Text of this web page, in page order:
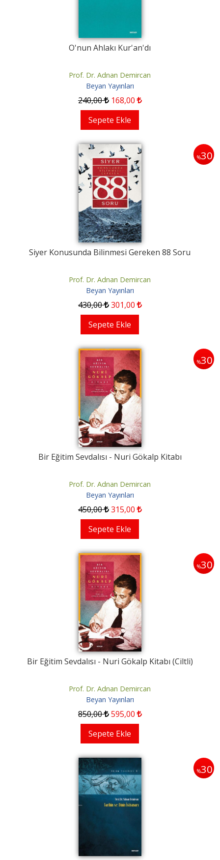
O'nun Ahlakı Kur'an'dı
Prof. Dr. Adnan Demircan
Beyan Yayınları
240,00 168,00
Sepete Ekle
%30
Siyer Konusunda Bilinmesi Gereken 88 Soru
Prof. Dr. Adnan Demircan
Beyan Yayınları
430,00 301,00
Sepete Ekle
%30
Bir Eğitim Sevdalısı - Nuri Gökalp Kitabı
Prof. Dr. Adnan Demircan
Beyan Yayınları
450,00 315,00
Sepete Ekle
%30
Bir Eğitim Sevdalısı - Nuri Gökalp Kitabı (Ciltli)
Prof. Dr. Adnan Demircan
Beyan Yayınları
850,00 595,00
Sepete Ekle
%30